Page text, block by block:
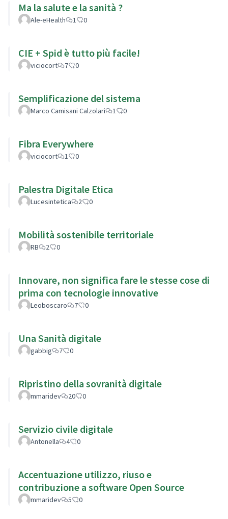
Ma la salute e la sanità ?
Ale-eHealth 1 0
CIE + Spid è tutto più facile!
viciocort 7 0
Semplificazione del sistema
Marco Camisani Calzolari 1 0
Fibra Everywhere
viciocort 1 0
Palestra Digitale Etica
Lucesintetica 2 0
Mobilità sostenibile territoriale
RB 2 0
Innovare, non significa fare le stesse cose di
prima con tecnologie innovative
Leoboscaro 7 0
Una Sanità digitale
gabbig 7 0
Ripristino della sovranità digitale
mmaridev 20 0
Servizio civile digitale
Antonella 4 0
Accentuazione utilizzo, riuso e
contribuzione a software Open Source
mmaridev 5 0